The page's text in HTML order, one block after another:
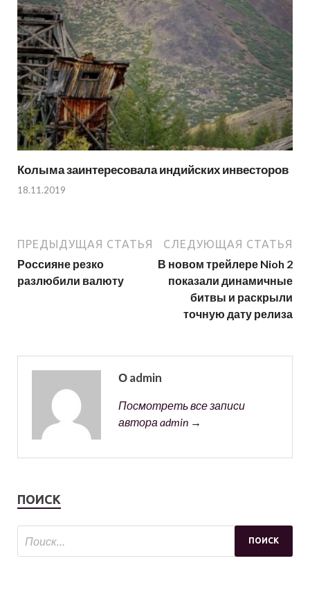
Колыма заинтересовала индийских инвесторов
18.11.2019
ПРЕДЫДУЩАЯ СТАТЬЯ
Россияне резко
разлюбили валюту
СЛЕДУЮЩАЯ СТАТЬЯ
В новом трейлере Nioh 2
показали динамичные
битвы и раскрыли
точную дату релиза
О admin
Посмотреть все записи
автора admin →
ПОИСК